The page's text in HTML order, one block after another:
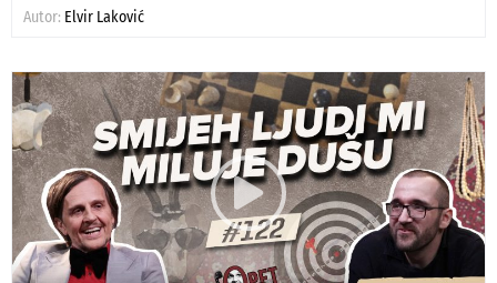
Autor: Elvir Laković